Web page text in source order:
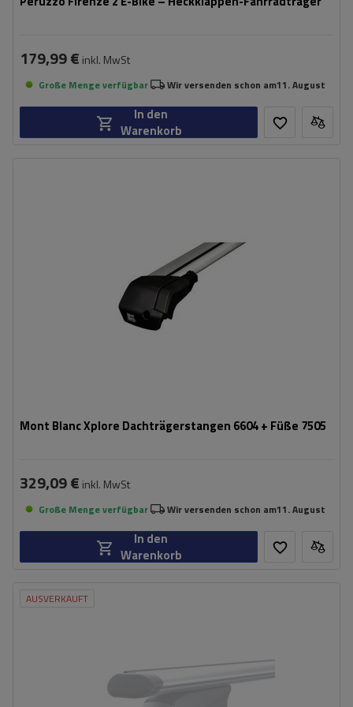
179,99 € inkl. MwSt
Große Menge verfügbar Wir versenden schon am11. August
In den
Warenkorb
Mont Blanc Xplore Dachträgerstangen 6604 + Füße 7505
329,09 € inkl. MwSt
Große Menge verfügbar Wir versenden schon am11. August
In den
Warenkorb
AUSVERKAUFT